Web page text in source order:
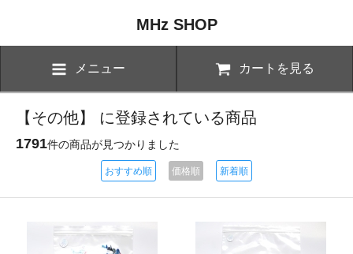
MHz SHOP
メニュー カートを見る
【その他】 に登録されている商品
1791件の商品が見つかりました
おすすめ順 価格順 新着順